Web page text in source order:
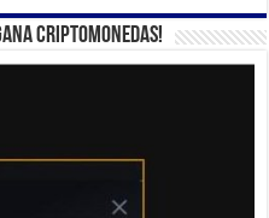
criptomonedas!